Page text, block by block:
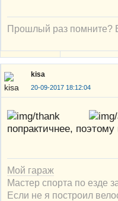
Прошлый раз помните?
kisa
20-09-2017 18:12:04
попрактичнее,
Мой гараж
Мастер спорта по езде
Если не я построил